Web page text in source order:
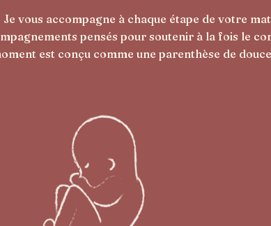
Je vous accompagne à chaque étape de votre
pensés pour soutenir à la fois le
est conçu comme une parenthèse de